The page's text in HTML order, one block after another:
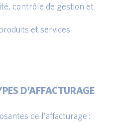
contrôle de gestion et
et services
D’AFFACTURAGE
de l’affacturage :